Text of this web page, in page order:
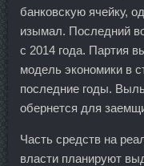
банковскую ячейку,
изымал. Последний
с 2014 года. Партия
модель экономики в
последние годы.
обернется для
Часть средств на
власти планируют